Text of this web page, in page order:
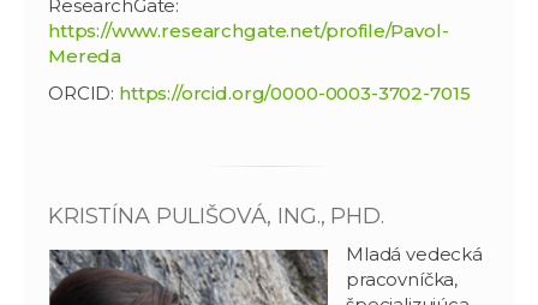
ResearchGate:
https://www.researchgate.net/profile/Pavol-
Mereda
ORCID: https://orcid.org/0000-0003-3702-7015
KRISTÍNA PULIŠOVÁ, ING., PHD.
Mladá vedecká
pracovníčka,